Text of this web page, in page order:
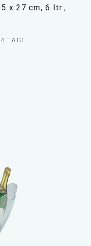
x 27 cm, 6 ltr.,
TAGE